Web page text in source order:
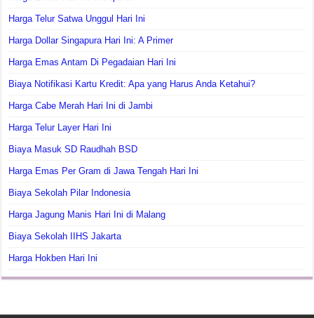
Harga Telur Satwa Unggul Hari Ini
Harga Dollar Singapura Hari Ini: A Primer
Harga Emas Antam Di Pegadaian Hari Ini
Biaya Notifikasi Kartu Kredit: Apa yang Harus Anda Ketahui?
Harga Cabe Merah Hari Ini di Jambi
Harga Telur Layer Hari Ini
Biaya Masuk SD Raudhah BSD
Harga Emas Per Gram di Jawa Tengah Hari Ini
Biaya Sekolah Pilar Indonesia
Harga Jagung Manis Hari Ini di Malang
Biaya Sekolah IIHS Jakarta
Harga Hokben Hari Ini